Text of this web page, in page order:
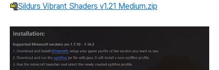
Sildurs Vibrant Shaders v1.21 Medium.zip